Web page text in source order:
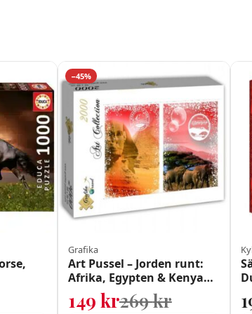
−45%
Grafika
Art Pussel – Jorden runt:
Afrika, Egypten & Kenya
2000 bitar 269krDet
149 kr Det